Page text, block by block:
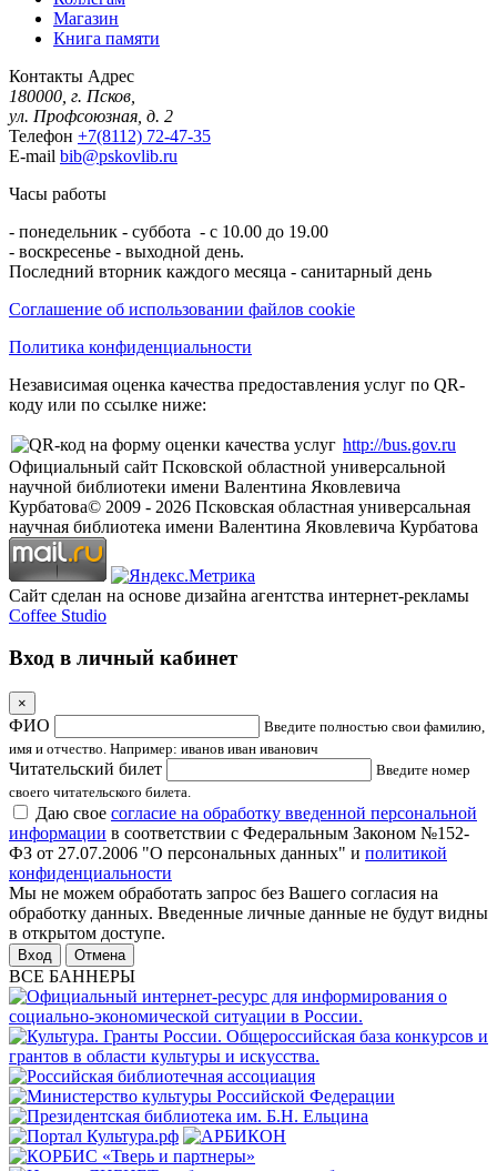
Магазин
Книга памяти
Контакты Адрес
180000, г. Псков,
ул. Профсоюзная, д. 2
Телефон +7(8112) 72-47-35
E-mail bib@pskovlib.ru
Часы работы
- понедельник - суббота - с 10.00 до 19.00
- воскресенье - выходной день.
Последний вторник каждого месяца - санитарный день
Соглашение об использовании файлов cookie
Политика конфиденциальности
Независимая оценка качества предоставления услуг по QR-
коду или по ссылке ниже:
http://bus.gov.ru
Официальный сайт Псковской областной универсальной
научной библиотеки имени Валентина Яковлевича
Курбатова© 2009 - 2026 Псковская областная универсальная
научная библиотека имени Валентина Яковлевича Курбатова
Сайт сделан на основе дизайна агентства интернет-рекламы
Coffee Studio
Вход в личный кабинет
×
ФИО
Введите полностью свои фамилию,
имя и отчество. Например: иванов иван иванович
Читательский билет
Введите номер
своего читательского билета.
Даю свое согласие на обработку введенной персональной
информации в соответствии с Федеральным Законом №152-
ФЗ от 27.07.2006 "О персональных данных" и политикой
конфиденциальности
Мы не можем обработать запрос без Вашего согласия на
обработку данных. Введенные личные данные не будут видны
в открытом доступе.
Отмена
ВСЕ БАННЕРЫ